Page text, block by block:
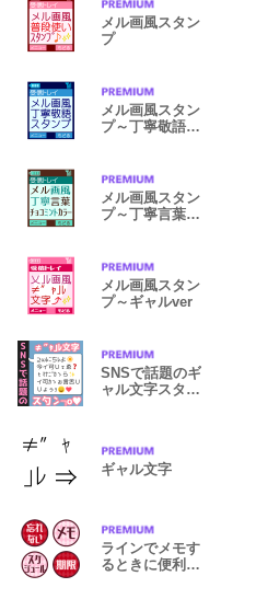
メル画風スタン
プ
メル画風スタン
プ～丁寧敬語
メル画風スタン
プ～丁寧言葉
メル画風スタン
プ～ギャルver
SNSで話題のギ
ャル文字スタン
ギャル文字
ラインでメモす
るときに便利な